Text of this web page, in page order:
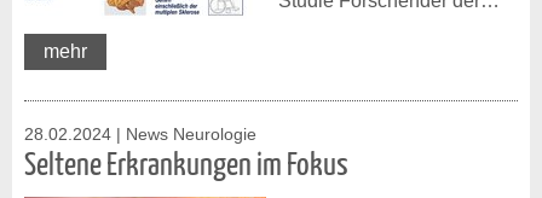
mehr
28.02.2024 | News Neurologie
Seltene Erkrankungen im Fokus